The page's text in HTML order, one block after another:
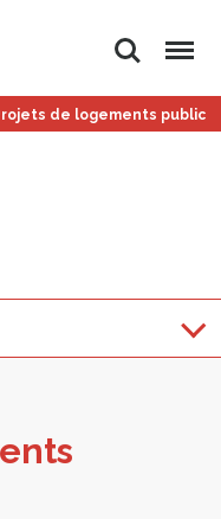
Rechercher
Menu
de logements publics